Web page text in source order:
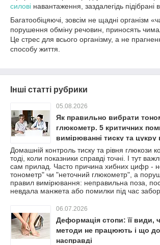
силові навантаження, заздалегідь підібрані
Багатообіцяючі, зовсім не щадні організм
порушення обміну речовин, приносять
Це стрес для всього організму, а не
способу життя.
Інші статті рубрики
05.08.2026
Як правильно вибрати
глюкометр. 5 критичних
вимірюванні тиску та
Домашній контроль тиску та рівня глюкози
тоді, коли показники справді точні. І тут
сам прилад. Часто причина хибних цифр -
тонометр" чи "неточний глюкометр", а
правил вимірювання: неправильна поза,
невдала манжета або помилки під час
06.07.2026
Деформація стопи: її види,
методи не працюють і що
насправді